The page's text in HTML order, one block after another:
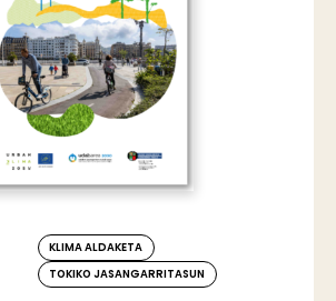
KLIMA ALDAKETA
TOKIKO JASANGARRITASUN